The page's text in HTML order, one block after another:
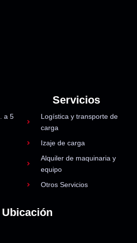
a 5
Servicios
Logística y transporte de
carga
Izaje de carga
Alquiler de maquinaria y
equipo
Otros Servicios
Ubicación